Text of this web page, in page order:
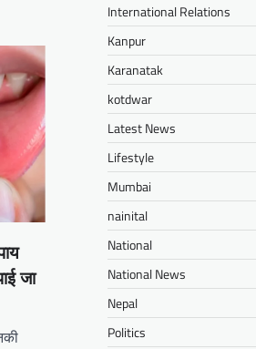
जा
International Relations
Kanpur
Karanatak
kotdwar
Latest News
Lifestyle
Mumbai
nainital
National
National News
Nepal
Politics